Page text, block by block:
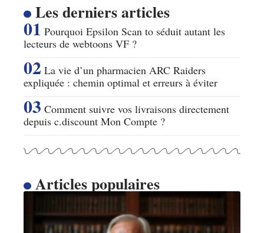
Les derniers articles
Pourquoi Epsilon Scan to séduit autant les
lecteurs de webtoons VF ?
La vie d’un pharmacien ARC Raiders
expliquée : chemin optimal et erreurs à éviter
Comment suivre vos livraisons directement
depuis c.discount Mon Compte ?
Articles populaires